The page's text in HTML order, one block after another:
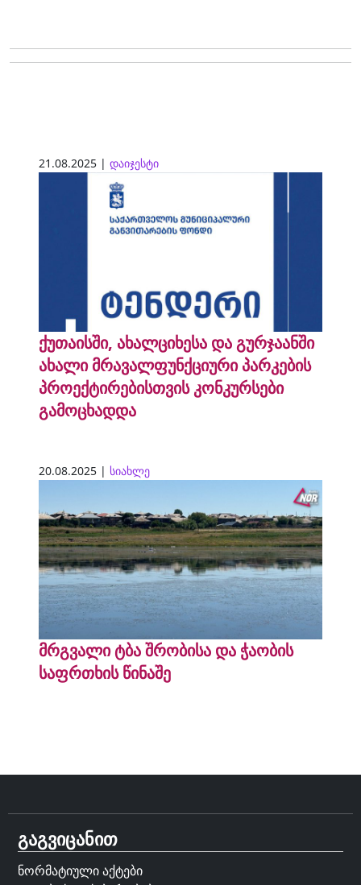
21.08.2025 | დაიჯესტი
ქუთაისში, ახალციხესა და გურჯაანში
ახალი მრავალფუნქციური პარკების
პროექტირებისთვის კონკურსები
გამოცხადდა
20.08.2025 | სიახლე
მრგვალი ტბა შრობისა და ჭაობის
საფრთხის წინაშე
გაგვიცანით
ნორმატიული აქტები